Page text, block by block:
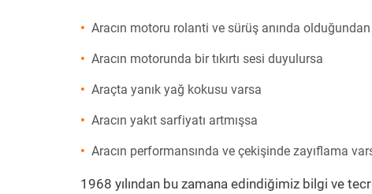
Aracın motoru rolanti ve sürüş anında
Aracın motorunda bir tıkırtı sesi duyulursa
Araçta yanık yağ kokusu varsa
Aracın yakıt sarfiyatı artmışsa
Aracın performansında ve çekişinde zayıflama
1968 yılından bu zamana edindiğimiz bilgi ve